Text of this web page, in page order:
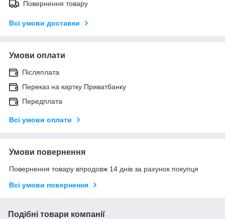
Повернення товару
Всі умови доставки
Умови оплати
Післяплата
Переказ на картку Приватбанку
Передплата
Всі умови оплати
Умови повернення
Повернення товару впродовж 14 днів за рахунок покупця
Всі умови повернення
Подібні товари компанії